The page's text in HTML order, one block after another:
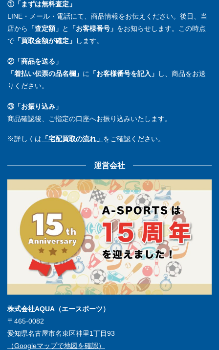
①「まずは無料査定」
LINE・メール・電話にて、商品情報をお伝えください。後日、当
店から
「査定額」 と 「お客様番号」 をお知らせします。この時点
で 「買取金額が確定」 します。
②「商品を送る」
「着払い伝票の品名欄」 に 「お客様番号を記入」
し、商品をお送
りください。
③「お振り込み」
商品確認後、ご指定の口座へお振り込みいたします。
※詳しくは 「宅配買取の流れ」 をご確認ください。
運営会社
株式会社AQUA（エースポーツ）
〒465-0082
愛知県名古屋市名東区神里1丁目93
（Googleマップで地図を確認）